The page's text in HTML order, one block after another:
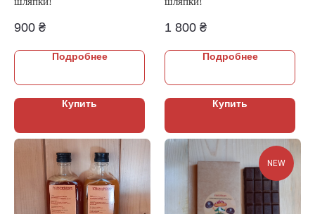
900 ₴
Подробнее
Купить
1 800 ₴
Подробнее
Купить
NEW